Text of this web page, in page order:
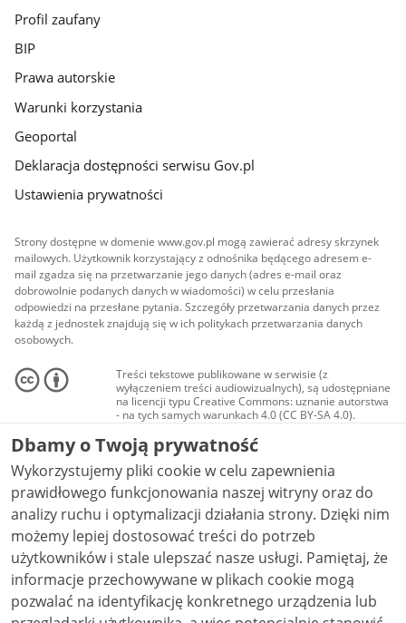
Profil zaufany
BIP
Prawa autorskie
Warunki korzystania
Geoportal
Deklaracja dostępności serwisu Gov.pl
Ustawienia prywatności
Strony dostępne w domenie www.gov.pl mogą zawierać adresy skrzynek
mailowych. Użytkownik korzystający z odnośnika będącego adresem e-
mail zgadza się na przetwarzanie jego danych (adres e-mail oraz
dobrowolnie podanych danych w wiadomości) w celu przesłania
odpowiedzi na przesłane pytania. Szczegóły przetwarzania danych przez
każdą z jednostek znajdują się w ich politykach przetwarzania danych
osobowych.
Treści tekstowe publikowane w serwisie (z
wyłączeniem treści audiowizualnych), są udostępniane
na licencji typu Creative Commons: uznanie autorstwa
- na tych samych warunkach 4.0 (CC BY-SA 4.0).
Materiały audiowizualne, w tym zdjęcia, materiały
audio i wideo, są udostępniane na licencji typu
Creative Commons: uznanie autorstwa użycie
niekomercyjne - bez utworów zależnych 4.0 (CC BY-
NC-ND 4.0), o ile nie jest to stwierdzone inaczej.
Dbamy o Twoją prywatność
Wykorzystujemy pliki cookie w celu zapewnienia
prawidłowego funkcjonowania naszej witryny oraz do
analizy ruchu i optymalizacji działania strony. Dzięki nim
możemy lepiej dostosować treści do potrzeb
użytkowników i stale ulepszać nasze usługi. Pamiętaj, że
informacje przechowywane w plikach cookie mogą
pozwalać na identyfikację konkretnego urządzenia lub